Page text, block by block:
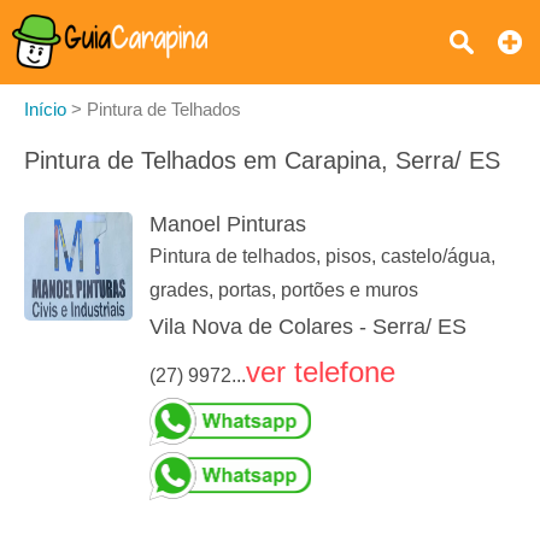
Início > Pintura de Telhados
Pintura de Telhados em Carapina, Serra/ ES
Manoel Pinturas
Pintura de telhados, pisos, castelo/água,
grades, portas, portões e muros
Vila Nova de Colares - Serra/ ES
(27) 9972...ver telefone